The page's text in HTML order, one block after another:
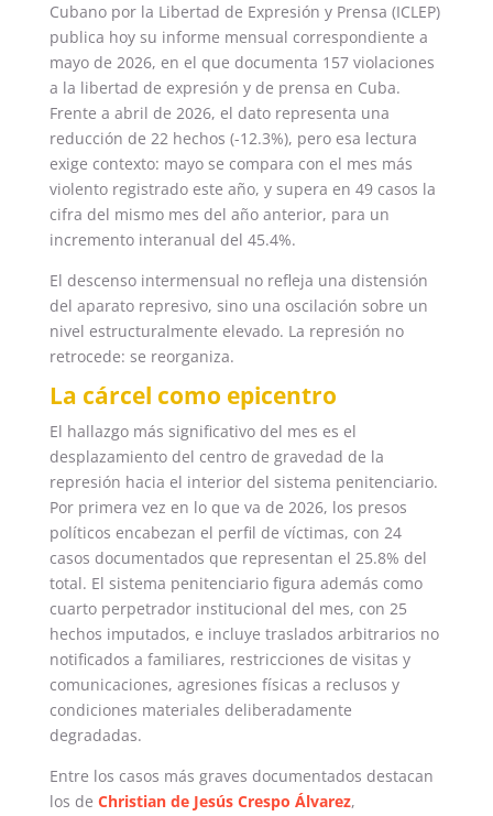
Cubano por la Libertad de Expresión y Prensa (ICLEP)
publica hoy su informe mensual correspondiente a
mayo de 2026, en el que documenta 157 violaciones
a la libertad de expresión y de prensa en Cuba.
Frente a abril de 2026, el dato representa una
reducción de 22 hechos (-12.3%), pero esa lectura
exige contexto: mayo se compara con el mes más
violento registrado este año, y supera en 49 casos la
cifra del mismo mes del año anterior, para un
incremento interanual del 45.4%.
El descenso intermensual no refleja una distensión
del aparato represivo, sino una oscilación sobre un
nivel estructuralmente elevado. La represión no
retrocede: se reorganiza.
La cárcel como epicentro
El hallazgo más significativo del mes es el
desplazamiento del centro de gravedad de la
represión hacia el interior del sistema penitenciario.
Por primera vez en lo que va de 2026, los presos
políticos encabezan el perfil de víctimas, con 24
casos documentados que representan el 25.8% del
total. El sistema penitenciario figura además como
cuarto perpetrador institucional del mes, con 25
hechos imputados, e incluye traslados arbitrarios no
notificados a familiares, restricciones de visitas y
comunicaciones, agresiones físicas a reclusos y
condiciones materiales deliberadamente
degradadas.
Entre los casos más graves documentados destacan
los de Christian de Jesús Crespo Álvarez,